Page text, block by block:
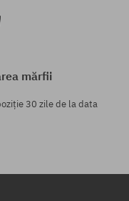
mărfii
30 zile de la data